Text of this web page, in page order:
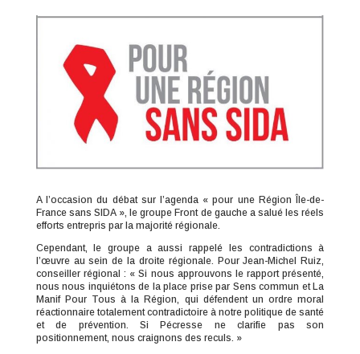
A l’occasion du débat sur l’agenda « pour une Région Île-de-
France sans SIDA », le groupe Front de gauche a salué les réels
efforts entrepris par la majorité régionale.
Cependant, le groupe a aussi rappelé les contradictions à
l’œuvre au sein de la droite régionale. Pour Jean-Michel Ruiz,
conseiller régional : « Si nous approuvons le rapport présenté,
nous nous inquiétons de la place prise par Sens commun et La
Manif Pour Tous à la Région, qui défendent un ordre moral
réactionnaire totalement contradictoire à notre politique de santé
et de prévention. Si Pécresse ne clarifie pas son
positionnement, nous craignons des reculs. »